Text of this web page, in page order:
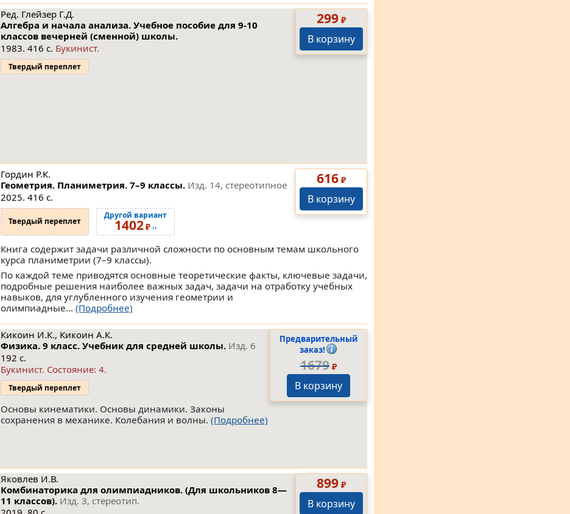
299 ₽
В корзину
Ред. Глейзер Г.Д.
Алгебра и начала анализа. Учебное пособие для 9-10
классов вечерней (сменной) школы.
1983. 416 с. Букинист.
Твердый переплет
616 ₽
В корзину
Гордин Р.К.
Геометрия. Планиметрия. 7–9 классы. Изд. 14, стереотипное
2025. 416 с.
Твердый переплет
Другой вариант
1402₽››
Книга содержит задачи различной сложности по основным темам школьного
курса планиметрии (7–9 классы).
По каждой теме приводятся основные теоретические факты, ключевые задачи,
подробные решения наиболее важных задач, задачи на отработку учебных
навыков, для углубленного изучения геометрии и
олимпиадные... (Подробнее)
Предварительный
заказ!
1679 ₽
В корзину
Кикоин И.К., Кикоин А.К.
Физика. 9 класс. Учебник для средней школы. Изд. 6
192 с.
Букинист. Состояние: 4.
Твердый переплет
Основы кинематики. Основы динамики. Законы
сохранения в механике. Колебания и волны. (Подробнее)
899 ₽
В корзину
Яковлев И.В.
Комбинаторика для олимпиадников. (Для школьников 8—
11 классов). Изд. 3, стереотип.